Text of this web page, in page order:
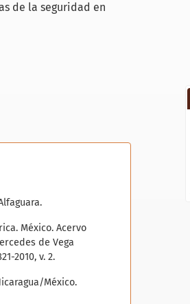
de la seguridad en
México. Acervo
de Vega
2010, v. 2.
México.